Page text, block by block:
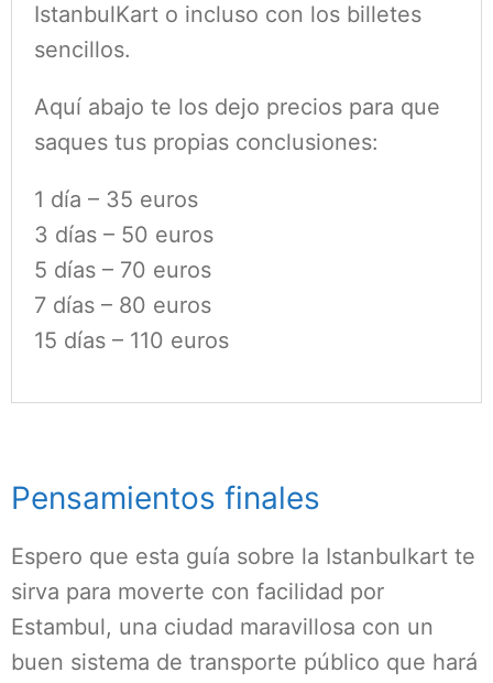
IstanbulKart o incluso con los billetes
sencillos.
Aquí abajo te los dejo precios para que
saques tus propias conclusiones:
1 día – 35 euros
3 días – 50 euros
5 días – 70 euros
7 días – 80 euros
15 días – 110 euros
Pensamientos finales
Espero que esta guía sobre la Istanbulkart te
sirva para moverte con facilidad por
Estambul, una ciudad maravillosa con un
buen sistema de transporte público que hará